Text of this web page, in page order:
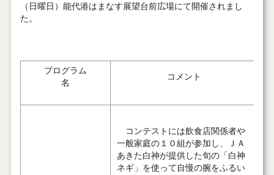
（日曜日）能代港はまなす展望台前広場にて開催されまし
た。
プログラム
名
コメント
コンテストには飲食店関係者や
一般家庭の１０組が参加し、ＪＡ
あきた白神が提供した旬の「白神
ネギ」を使って自慢の腕をふるい